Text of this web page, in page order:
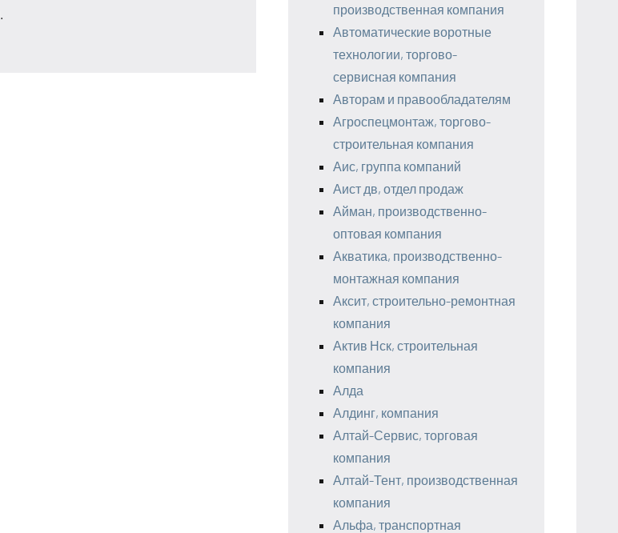
производственная компания
Автоматические воротные
технологии, торгово-
сервисная компания
Авторам и правообладателям
Агроспецмонтаж, торгово-
строительная компания
Аис, группа компаний
Аист дв, отдел продаж
Айман, производственно-
оптовая компания
Акватика, производственно-
монтажная компания
Аксит, строительно-ремонтная
компания
Актив Нск, строительная
компания
Алда
Алдинг, компания
Алтай-Сервис, торговая
компания
Алтай-Тент, производственная
компания
Альфа, транспортная